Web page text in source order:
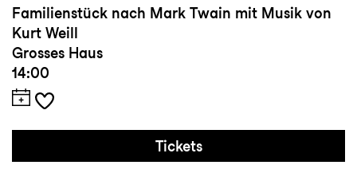
Familienstück nach Mark Twain mit Musik von
Kurt Weill
Grosses Haus
14:00
Tickets